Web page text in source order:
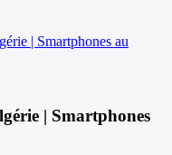
| Smartphones au
| Smartphones